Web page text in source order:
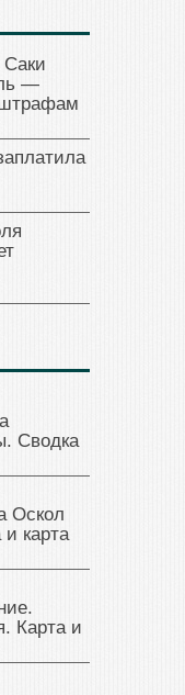
—
Сводка
Оскол
карта
Карта и